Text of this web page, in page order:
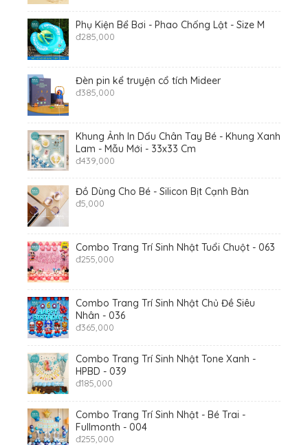
Phụ Kiện Bể Bơi - Phao Chống Lật - Size M
đ285,000
Đèn pin kể truyện cổ tích Mideer
đ385,000
Khung Ảnh In Dấu Chân Tay Bé - Khung Xanh
Lam - Mẫu Mới - 33x33 Cm
đ439,000
Đồ Dùng Cho Bé - Silicon Bịt Cạnh Bàn
đ5,000
Combo Trang Trí Sinh Nhật Tuổi Chuột - 063
đ255,000
Combo Trang Trí Sinh Nhật Chủ Đề Siêu
Nhân - 036
đ365,000
Combo Trang Trí Sinh Nhật Tone Xanh -
HPBD - 039
đ185,000
Combo Trang Trí Sinh Nhật - Bé Trai -
Fullmonth - 004
đ255,000